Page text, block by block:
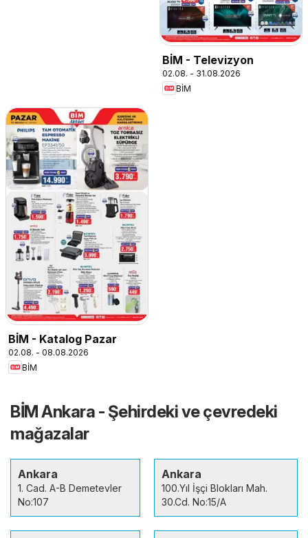
BİM - Televizyon
02.08. - 31.08.2026
BİM
BİM - Katalog Pazar
02.08. - 08.08.2026
BİM
BİM Ankara - Şehirdeki ve çevredeki
mağazalar
Ankara
1. Cad. A-B Demetevler
No:107
Ankara
100.Yıl İşçi Blokları Mah.
30.Cd. No:15/A